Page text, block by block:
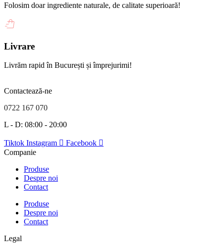
Folosim doar ingrediente naturale, de calitate superioară!
Livrare
Livrăm rapid în București și împrejurimi!
Contactează-ne
0722 167 070
L - D: 08:00 - 20:00
Tiktok Instagram
Facebook
Companie
Produse
Despre noi
Contact
Produse
Despre noi
Contact
Legal